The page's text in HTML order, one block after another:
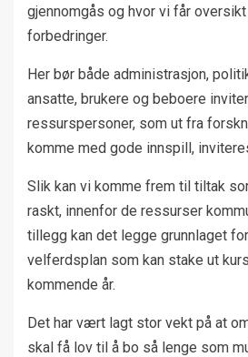
gjennomgås og hvor vi får
forbedringer.
Her bør både administrasjon,
ansatte, brukere og beboere
ressurspersoner, som ut fra
komme med gode innspill,
Slik kan vi komme frem til tiltak
raskt, innenfor de ressurser
tillegg kan det legge grunnlaget
velferdsplan som kan stake ut
kommende år.
Det har vært lagt stor vekt på at
skal få lov til å bo så lenge som